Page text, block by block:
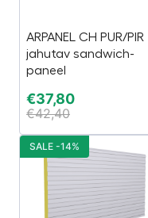
ARPANEL CH PUR/PIR
jahutav sandwich-
paneel
€37,80
€42,40
SALE -14%